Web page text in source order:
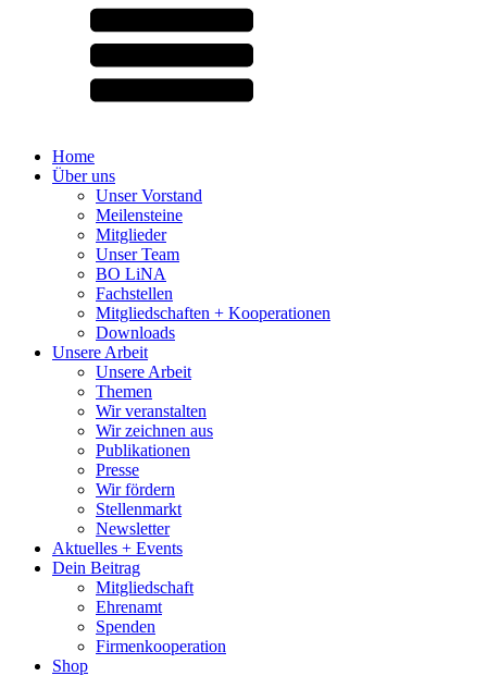
Home
Über uns
Unser Vorstand
Meilensteine
Mitglieder
Unser Team
BO LiNA
Fachstellen
Mitgliedschaften + Kooperationen
Downloads
Unsere Arbeit
Unsere Arbeit
Themen
Wir veranstalten
Wir zeichnen aus
Publikationen
Presse
Wir fördern
Stellenmarkt
Newsletter
Aktuelles + Events
Dein Beitrag
Mitgliedschaft
Ehrenamt
Spenden
Firmenkooperation
Shop